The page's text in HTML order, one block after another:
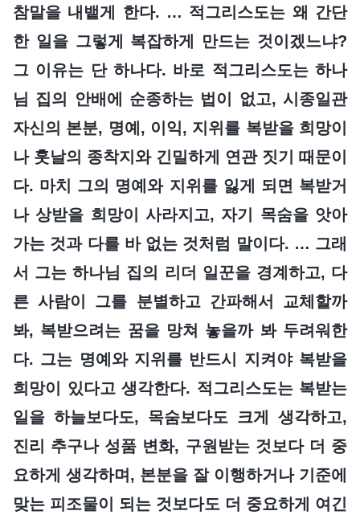
참말을 내뱉게 한다. … 적그리스도는 왜 간단
한 일을 그렇게 복잡하게 만드는 것이겠느냐?
그 이유는 단 하나다. 바로 적그리스도는 하나
님 집의 안배에 순종하는 법이 없고, 시종일관
자신의 본분, 명예, 이익, 지위를 복받을 희망이
나 훗날의 종착지와 긴밀하게 연관 짓기 때문이
다. 마치 그의 명예와 지위를 잃게 되면 복받거
나 상받을 희망이 사라지고, 자기 목숨을 앗아
가는 것과 다를 바 없는 것처럼 말이다. … 그래
서 그는 하나님 집의 리더 일꾼을 경계하고, 다
른 사람이 그를 분별하고 간파해서 교체할까
봐, 복받으려는 꿈을 망쳐 놓을까 봐 두려워한
다. 그는 명예와 지위를 반드시 지켜야 복받을
희망이 있다고 생각한다. 적그리스도는 복받는
일을 하늘보다도, 목숨보다도 크게 생각하고,
진리 추구나 성품 변화, 구원받는 것보다 더 중
요하게 생각하며, 본분을 잘 이행하거나 기준에
맞는 피조물이 되는 것보다도 더 중요하게 여긴